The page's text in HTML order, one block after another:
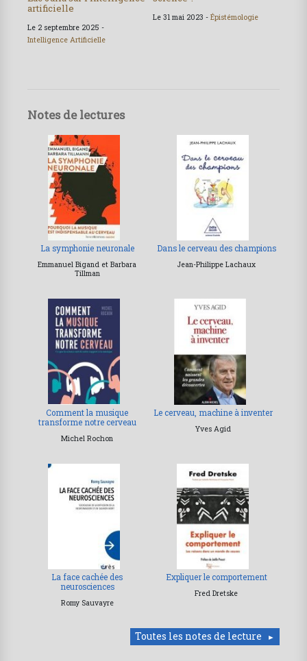
artificielle
Le 2 septembre 2025 -
Intelligence Artificielle
Le 31 mai 2023 - Épistémologie
Notes de lectures
La symphonie neuronale
Emmanuel Bigand et Barbara
Tillman
Dans le cerveau des champions
Jean-Philippe Lachaux
Comment la musique
transforme notre cerveau
Michel Rochon
Le cerveau, machine à inventer
Yves Agid
La face cachée des
neurosciences
Romy Sauvayre
Expliquer le comportement
Fred Dretske
Toutes les notes de lecture